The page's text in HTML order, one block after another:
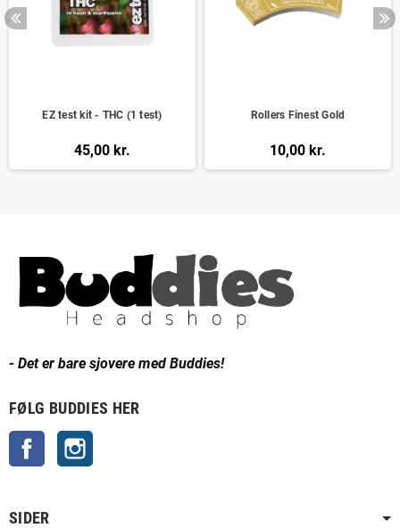
EZ test kit - THC (1 test)
45,00 kr.
Rollers Finest Gold
10,00 kr.
- Det er bare sjovere med Buddies!
FØLG BUDDIES HER
Facebook
SIDER